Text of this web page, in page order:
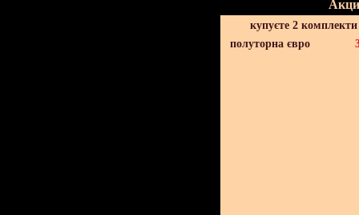
купуєте 2
полуторна євро